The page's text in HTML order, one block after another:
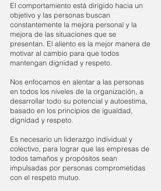
El comportamiento está dirigido hacia un
objetivo y las personas buscan
constantemente la mejora personal y la
mejora de las situaciones que se
presentan. El aliento es la mejor manera de
motivar al cambio para que todos
mantengan dignidad y respeto.
Nos enfocamos en alentar a las personas
en todos los niveles de la organización, a
desarrollar todo su potencial y autoestima,
basado en los principios de igualdad,
dignidad y respeto.
Es necesario un liderazgo individual y
colectivo, para lograr que las empresas de
todos tamaños y propósitos sean
impulsadas por personas comprometidas
con el respeto mutuo.